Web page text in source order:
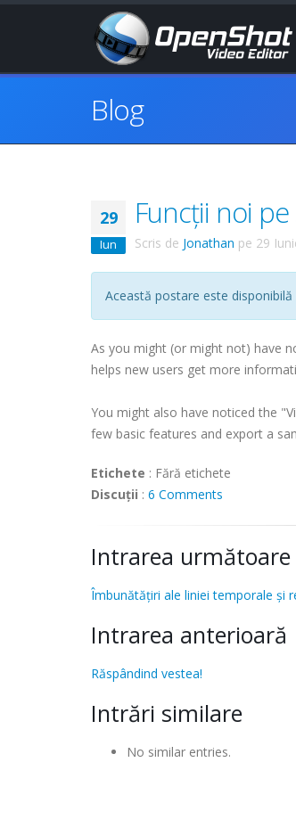
Blog
29
Iun
Funcții noi
Scris de Jonathan pe 29
Această postare este
As you might (or might not) have
helps new users get more
You might also have noticed the
few basic features and export a
Etichete : Fără etichete
Discuții : 6 Comments
Intrarea următoare
Îmbunătățiri ale liniei temporale și
Intrarea anterioară
Răspândind vestea!
Intrări similare
No similar entries.